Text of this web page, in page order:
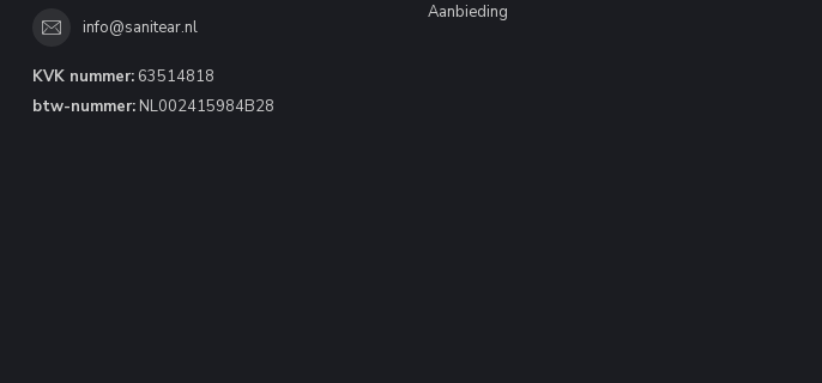
info@sanitear.nl
KVK nummer: 63514818
btw-nummer: NL002415984B28
Aanbieding